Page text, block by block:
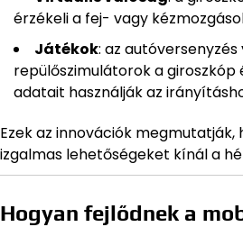
érzékeli a fej- vagy
Játékok: az autóversenyzés
repülőszimulátorok a giroszkóp
adatait használják az
Ezek az innovációk megmutatják,
izgalmas lehetőségeket kínál a
Hogyan fejlődnek a